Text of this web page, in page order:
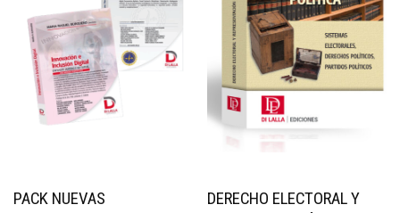
PACK NUEVAS
DERECHO ELECTORAL Y